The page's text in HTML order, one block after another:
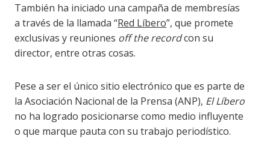
También ha iniciado una campaña de membresías
a través de la llamada “Red Líbero”, que promete
exclusivas y reuniones off the recordcon su
director, entre otras cosas.
Pese a ser el único sitio electrónico que es parte de
la Asociación Nacional de la Prensa (ANP), El Líbero
no ha logrado posicionarse como medio influyente
o que marque pauta con su trabajo periodístico.